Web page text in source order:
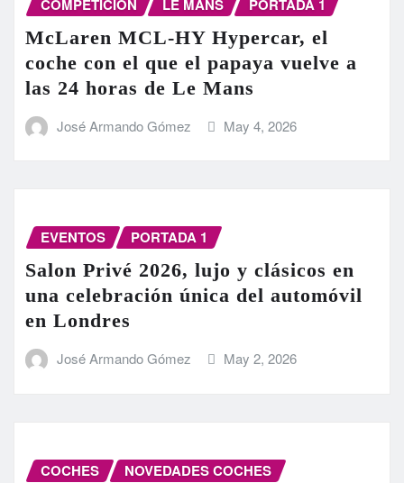
COMPETICIÓN LE MANS PORTADA 1
McLaren MCL-HY Hypercar, el
coche con el que el papaya vuelve a
las 24 horas de Le Mans
José Armando Gómez May 4, 2026
EVENTOS PORTADA 1
Salon Privé 2026, lujo y clásicos en
una celebración única del automóvil
en Londres
José Armando Gómez May 2, 2026
COCHES
NOVEDADES COCHES